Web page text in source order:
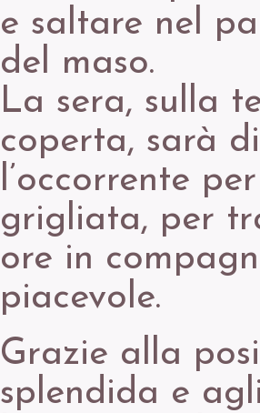
e saltare nel
del maso.
La sera, sulla
coperta, sarà
l’occorrente
grigliata, per
ore in
piacevole.
Grazie alla
splendida e